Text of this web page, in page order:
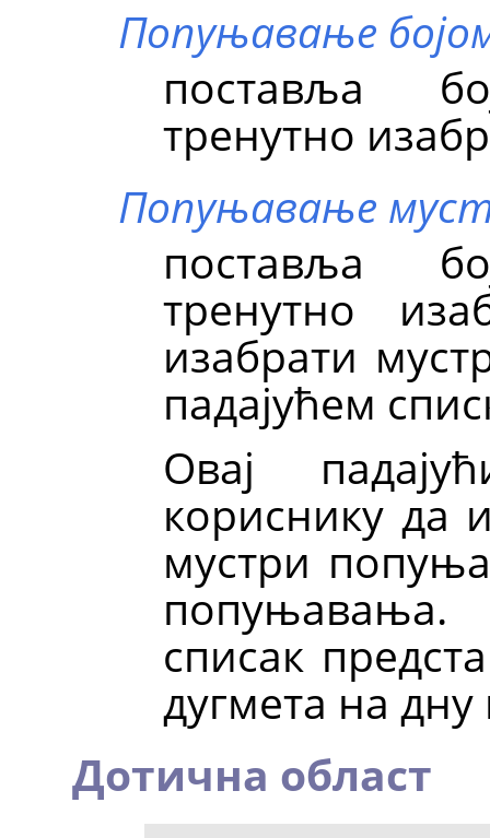
Попуњавање
поставља
тренутно
Попуњавање
поставља
тренутно
изабрати
падајућем
Овај
кориснику да
мустри
списак
дугмета на
Дотична област